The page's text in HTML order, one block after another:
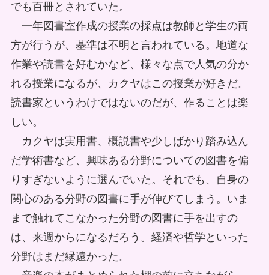
でも百冊とされていた。
一年図書室作成の授業の採点は教師と学生の両
方が行うが、基準は不明と言われている。地道な
作業や読書を好むかなど、様々な点で人気の分か
れる授業になるが、カクヤはこの授業が好きだ。
読書家というわけではないのだが、作ることは楽
しい。
カクヤは実用書、概説書や少しばかり踏み込ん
だ学術書など、興味ある分野についての図書を偏
りすぎないように選んでいた。それでも、自身の
関心のある分野の図書に手が伸びてしまう。いま
まで触れてこなかった分野の図書に手を出すの
は、来週からになるだろう。経済や哲学といった
分野はまだ縁遠かった。